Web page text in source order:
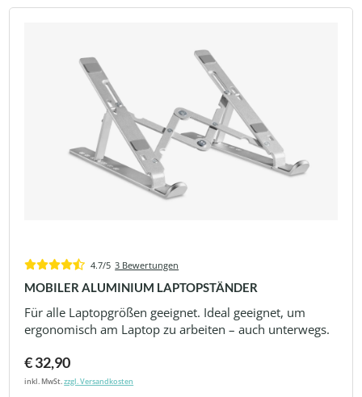
4.7/5 3 Bewertungen
MOBILER ALUMINIUM LAPTOPSTÄNDER
Für alle Laptopgrößen geeignet. Ideal geeignet, um
ergonomisch am Laptop zu arbeiten – auch unterwegs.
€ 32,90
inkl. MwSt.zzgl. Versandkosten